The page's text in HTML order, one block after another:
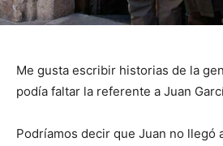
Me gusta escribir historias de la
podía faltar la referente a Juan
Podríamos decir que Juan no llegó